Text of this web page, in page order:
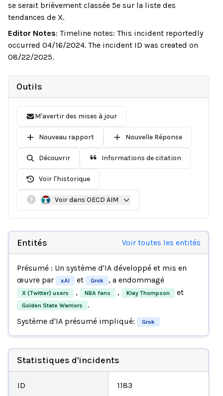
se serait brièvement classée 5e sur la liste des
tendances de X.
Editor Notes: Timeline notes: This incident reportedly
occurred 04/16/2024. The incident ID was created on
08/22/2025.
Outils
M'avertir des mises à jour
Nouveau rapport Nouvelle Réponse
Découvrir Informations de citation
Voir l'historique
Voir dans OECD AIM
Entités Voir toutes les entités
Présumé : Un système d'IA développé et mis en
œuvre par
xAI et Grok , a endommagé
X (Twitter) users , NBA fans , Klay Thompson et
Golden State Warriors
.
Système d'IA présumé impliqué:
Grok
Statistiques d'incidents
ID 1183